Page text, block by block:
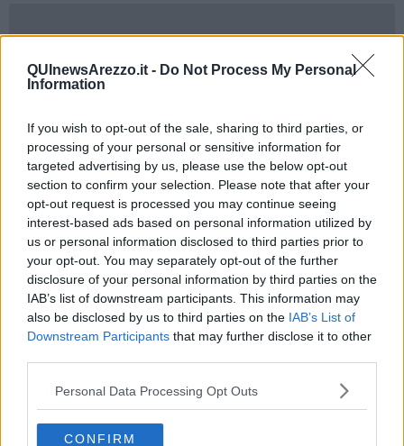
QUInewsArezzo.it - Do Not Process My Personal
Information
If you wish to opt-out of the sale, sharing to third parties, or
processing of your personal or sensitive information for
targeted advertising by us, please use the below opt-out
section to confirm your selection. Please note that after your
opt-out request is processed you may continue seeing
interest-based ads based on personal information utilized by
us or personal information disclosed to third parties prior to
your opt-out. You may separately opt-out of the further
disclosure of your personal information by third parties on the
IAB’s list of downstream participants. This information may
also be disclosed by us to third parties on the IAB’s List of
Downstream Participants that may further disclose it to other
Personal Data Processing Opt Outs
CONFIRM
Ecco il comunicato ufficiale:
"In relazione all’operazione di integrazione con il Gruppo Terra, di
2016 e successivamente modificato in data 21 novembre 2016 ed
in data 22 dicembre 2016, e all’aumento scindibile di capitale
sociale a pagamento, con esclusione del diritto di opzione ai sensi
dell’art. 2441, quarto comma, del Codice Civile, mediante
emissione di massime n. 714.300.000 nuove azioni ordinarie, del
valore nominale di Euro 0,006 ciascuna ed aventi le stesse
caratteristiche di quelle in circolazione, godimento regolare, ad un
prezzo unitario di emissione pari a Euro 0,020 da liberarsi mediante
conferimento in natura delle azioni Terra ai sensi e per gli effetti di
cui all’art. 2343-ter, del Codice Civile, deliberato dalla Società in
data 22 dicembre u.s., CHL rende noto che in data odierna è stato
stipulato l’atto di conferimento (a rogito del dott. Stefano Bigozzi,
No - taio in Firenze) avente ad oggetto azioni rappresentative del
98,92 % del capitale sociale di Terra S.p.A. subordina - tamente al
rilascio delle autorizzazioni previste. Il conferimento è, infatti,
sospensivamente condizionato al rilascio da parte di Consob, entro
prospetto informativo relativo alla quotazione delle nuove azioni.